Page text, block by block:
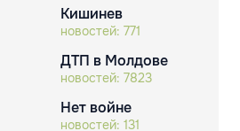
Кишинев
новостей: 771
ДТП в Молдове
новостей: 7823
Нет войне
новостей: 131